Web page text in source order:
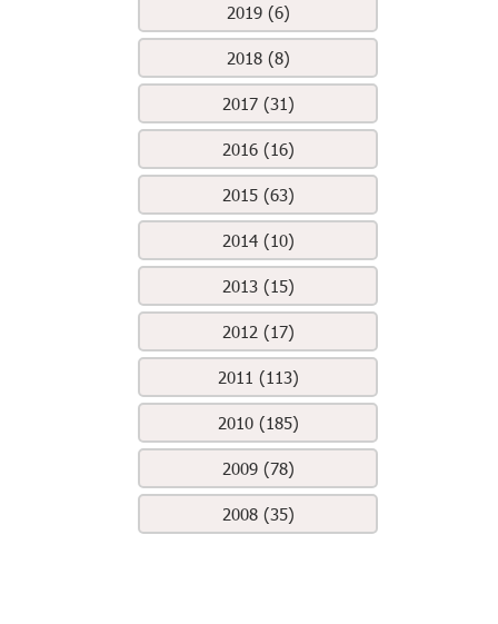
2019 (6)
2018 (8)
2017 (31)
2016 (16)
2015 (63)
2014 (10)
2013 (15)
2012 (17)
2011 (113)
2010 (185)
2009 (78)
2008 (35)